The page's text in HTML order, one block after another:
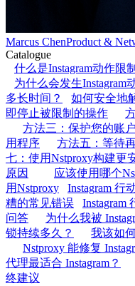
Marcus ChenProduct &
Catalogue
什么是Instagram动作限
为什么会发生Instagram
多长时间？
如何安全地
即停止被限制的操作
方法三：保护您的账户
用程序
方法五：等待
七：使用Nstproxy构建更
原因
应该使用哪个
用Nstproxy
Instagram 行
糟的常见错误
Instagram
问答
为什么我被
锁持续多久？
我该如
Nstproxy 能修复
代理最适合 Instagram？
终建议